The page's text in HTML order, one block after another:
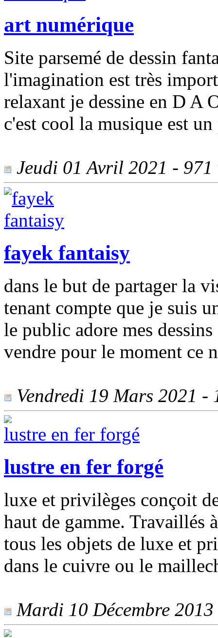
art numérique
Site parsemé de dessin
l'imagination est très
relaxant je dessine en D A
c'est cool la musique est
Jeudi 01 Avril 2021 - 971
fayek fantaisy
dans le but de partager la
tenant compte que je suis
le public adore mes
vendre pour le moment ce
Vendredi 19 Mars 2021 -
lustre en fer forgé
luxe et privilèges conçoit
haut de gamme. Travaillés
tous les objets de luxe et
dans le cuivre ou le
Mardi 10 Décembre